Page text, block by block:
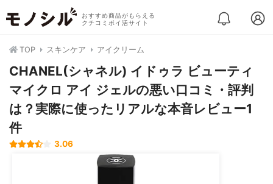
おすすめ商品がもらえる
クチコミポイ活サイト
TOP スキンケア アイクリーム
CHANEL(シャネル) イドゥラ ビューティ
マイクロ アイ ジェルの悪い口コミ・評判
は？実際に使ったリアルな本音レビュー1
件
3.06